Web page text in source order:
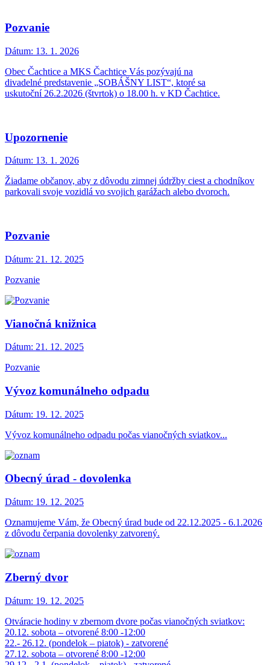
Pozvanie
Dátum: 13. 1. 2026
Obec Čachtice a MKS Čachtice Vás pozývajú na
divadelné predstavenie „SOBÁŠNY LIST“, ktoré sa
uskutoční 26.2.2026 (štvrtok) o 18.00 h. v KD Čachtice.
Upozornenie
Dátum: 13. 1. 2026
Žiadame občanov, aby z dôvodu zimnej údržby ciest a chodníkov
parkovali svoje vozidlá vo svojich garážach alebo dvoroch.
Pozvanie
Dátum: 21. 12. 2025
Pozvanie
Vianočná knižnica
Dátum: 21. 12. 2025
Pozvanie
Vývoz komunálneho odpadu
Dátum: 19. 12. 2025
Vývoz komunálneho odpadu počas vianočných sviatkov...
Obecný úrad - dovolenka
Dátum: 19. 12. 2025
Oznamujeme Vám, že Obecný úrad bude od 22.12.2025 - 6.1.2026
z dôvodu čerpania dovolenky zatvorený.
Zberný dvor
Dátum: 19. 12. 2025
Otváracie hodiny v zbernom dvore počas vianočných sviatkov:
20.12. sobota – otvorené 8:00 -12:00
22.- 26.12. (pondelok – piatok) - zatvorené
27.12. sobota – otvorené 8:00 -12:00